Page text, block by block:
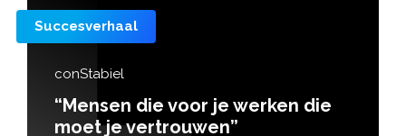
je werken die
“Veel mensen